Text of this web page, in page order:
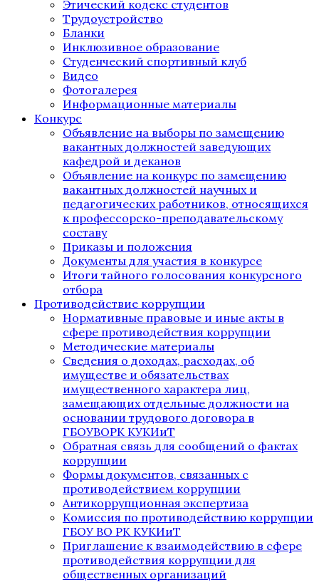
Этический кодекс студентов
Трудоустройство
Бланки
Инклюзивное образование
Студенческий спортивный клуб
Видео
Фотогалерея
Информационные материалы
Конкурс
Объявление на выборы по замещению
вакантных должностей заведующих
кафедрой и деканов
Объявление на конкурс по замещению
вакантных должностей научных и
педагогических работников, относящихся
к профессорско-преподавательскому
составу
Приказы и положения
Документы для участия в конкурсе
Итоги тайного голосования конкурсного
отбора
Противодействие коррупции
Нормативные правовые и иные акты в
сфере противодействия коррупции
Методические материалы
Сведения о доходах, расходах, об
имуществе и обязательствах
имущественного характера лиц,
замещающих отдельные должности на
основании трудового договора в
ГБОУВОРК КУКИиТ
Обратная связь для сообщений о фактах
коррупции
Формы документов, связанных с
противодействием коррупции
Антикоррупционная экспертиза
Комиссия по противодействию коррупции
ГБОУ ВО РК КУКИиТ
Приглашение к взаимодействию в сфере
противодействия коррупции для
общественных организаций